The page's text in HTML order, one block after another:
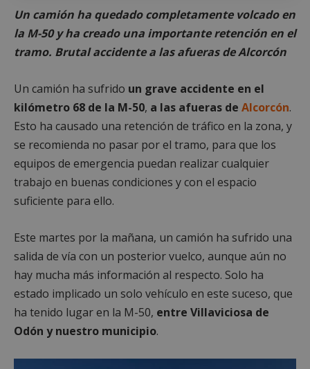
Un camión ha quedado completamente volcado en
la M-50 y ha creado una importante retención en el
tramo. Brutal accidente a las afueras de Alcorcón
Un camión ha sufrido un grave accidente en el
kilómetro 68 de la M-50, a las afueras de Alcorcón.
Esto ha causado una retención de tráfico en la zona, y
se recomienda no pasar por el tramo, para que los
equipos de emergencia puedan realizar cualquier
trabajo en buenas condiciones y con el espacio
suficiente para ello.
Este martes por la mañana, un camión ha sufrido una
salida de vía con un posterior vuelco, aunque aún no
hay mucha más información al respecto. Solo ha
estado implicado un solo vehículo en este suceso, que
ha tenido lugar en la M-50, entre Villaviciosa de
Odón y nuestro municipio.